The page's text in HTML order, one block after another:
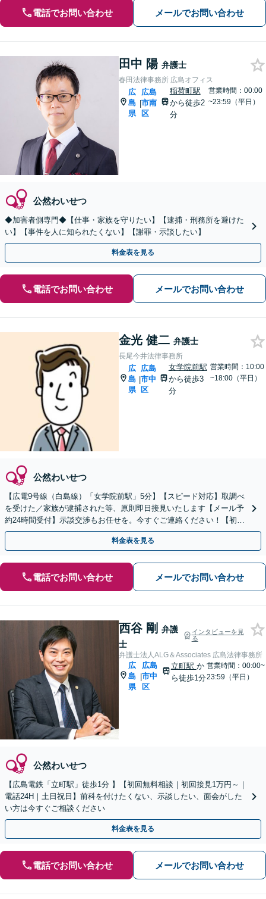
電話でお問い合わせ メールでお問い合わせ
田中 陽 弁護士
春田法律事務所 広島オフィス
広
島
県
|
広島
市南
区
稲荷町駅
から徒歩2
分
営業時間：00:00
~23:59（平日）
公然わいせつ
◆加害者側専門◆【仕事・家族を守りたい】【逮捕・刑務所を避けた
い】【事件を人に知られたくない】【謝罪・示談したい】
料金表を見る
電話でお問い合わせ メールでお問い合わせ
金光 健二 弁護士
長尾今井法律事務所
広
島
県
|
広島
市中
区
女学院前駅
から徒歩3
分
営業時間：10:00
~18:00（平日）
公然わいせつ
【広電9号線（白島線）「女学院前駅」5分】【スピード対応】取調べ
を受けた／家族が逮捕された等、原則即日接見いたします【メール予
約24時間受付】示談交渉もお任せを。今すぐご連絡ください！【初回
相談無料】【休日・夜間対応可】
料金表を見る
電話でお問い合わせ メールでお問い合わせ
西谷 剛 弁護
士
インタビューを見
る
弁護士法人ALG＆Associates 広島法律事務所
広
島
県
|
広島
市中
区
立町駅 か
ら徒歩1分
営業時間：00:00~
23:59（平日）
公然わいせつ
【広島電鉄「立町駅」徒歩1分 】【初回無料相談｜初回接見1万円～｜
電話24H｜土日祝日】前科を付けたくない、示談したい、面会がした
い方は今すぐご相談ください
料金表を見る
電話でお問い合わせ メールでお問い合わせ